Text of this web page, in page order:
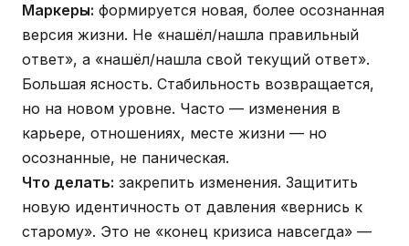
Маркеры: формируется новая, более осознанная
версия жизни. Не «нашёл/нашла правильный
ответ», а «нашёл/нашла свой текущий ответ».
Большая ясность. Стабильность возвращается,
но на новом уровне. Часто — изменения в
карьере, отношениях, месте жизни — но
осознанные, не паническая.
Что делать: закрепить изменения. Защитить
новую идентичность от давления «вернись к
старому». Это не «конец кризиса навсегда» —